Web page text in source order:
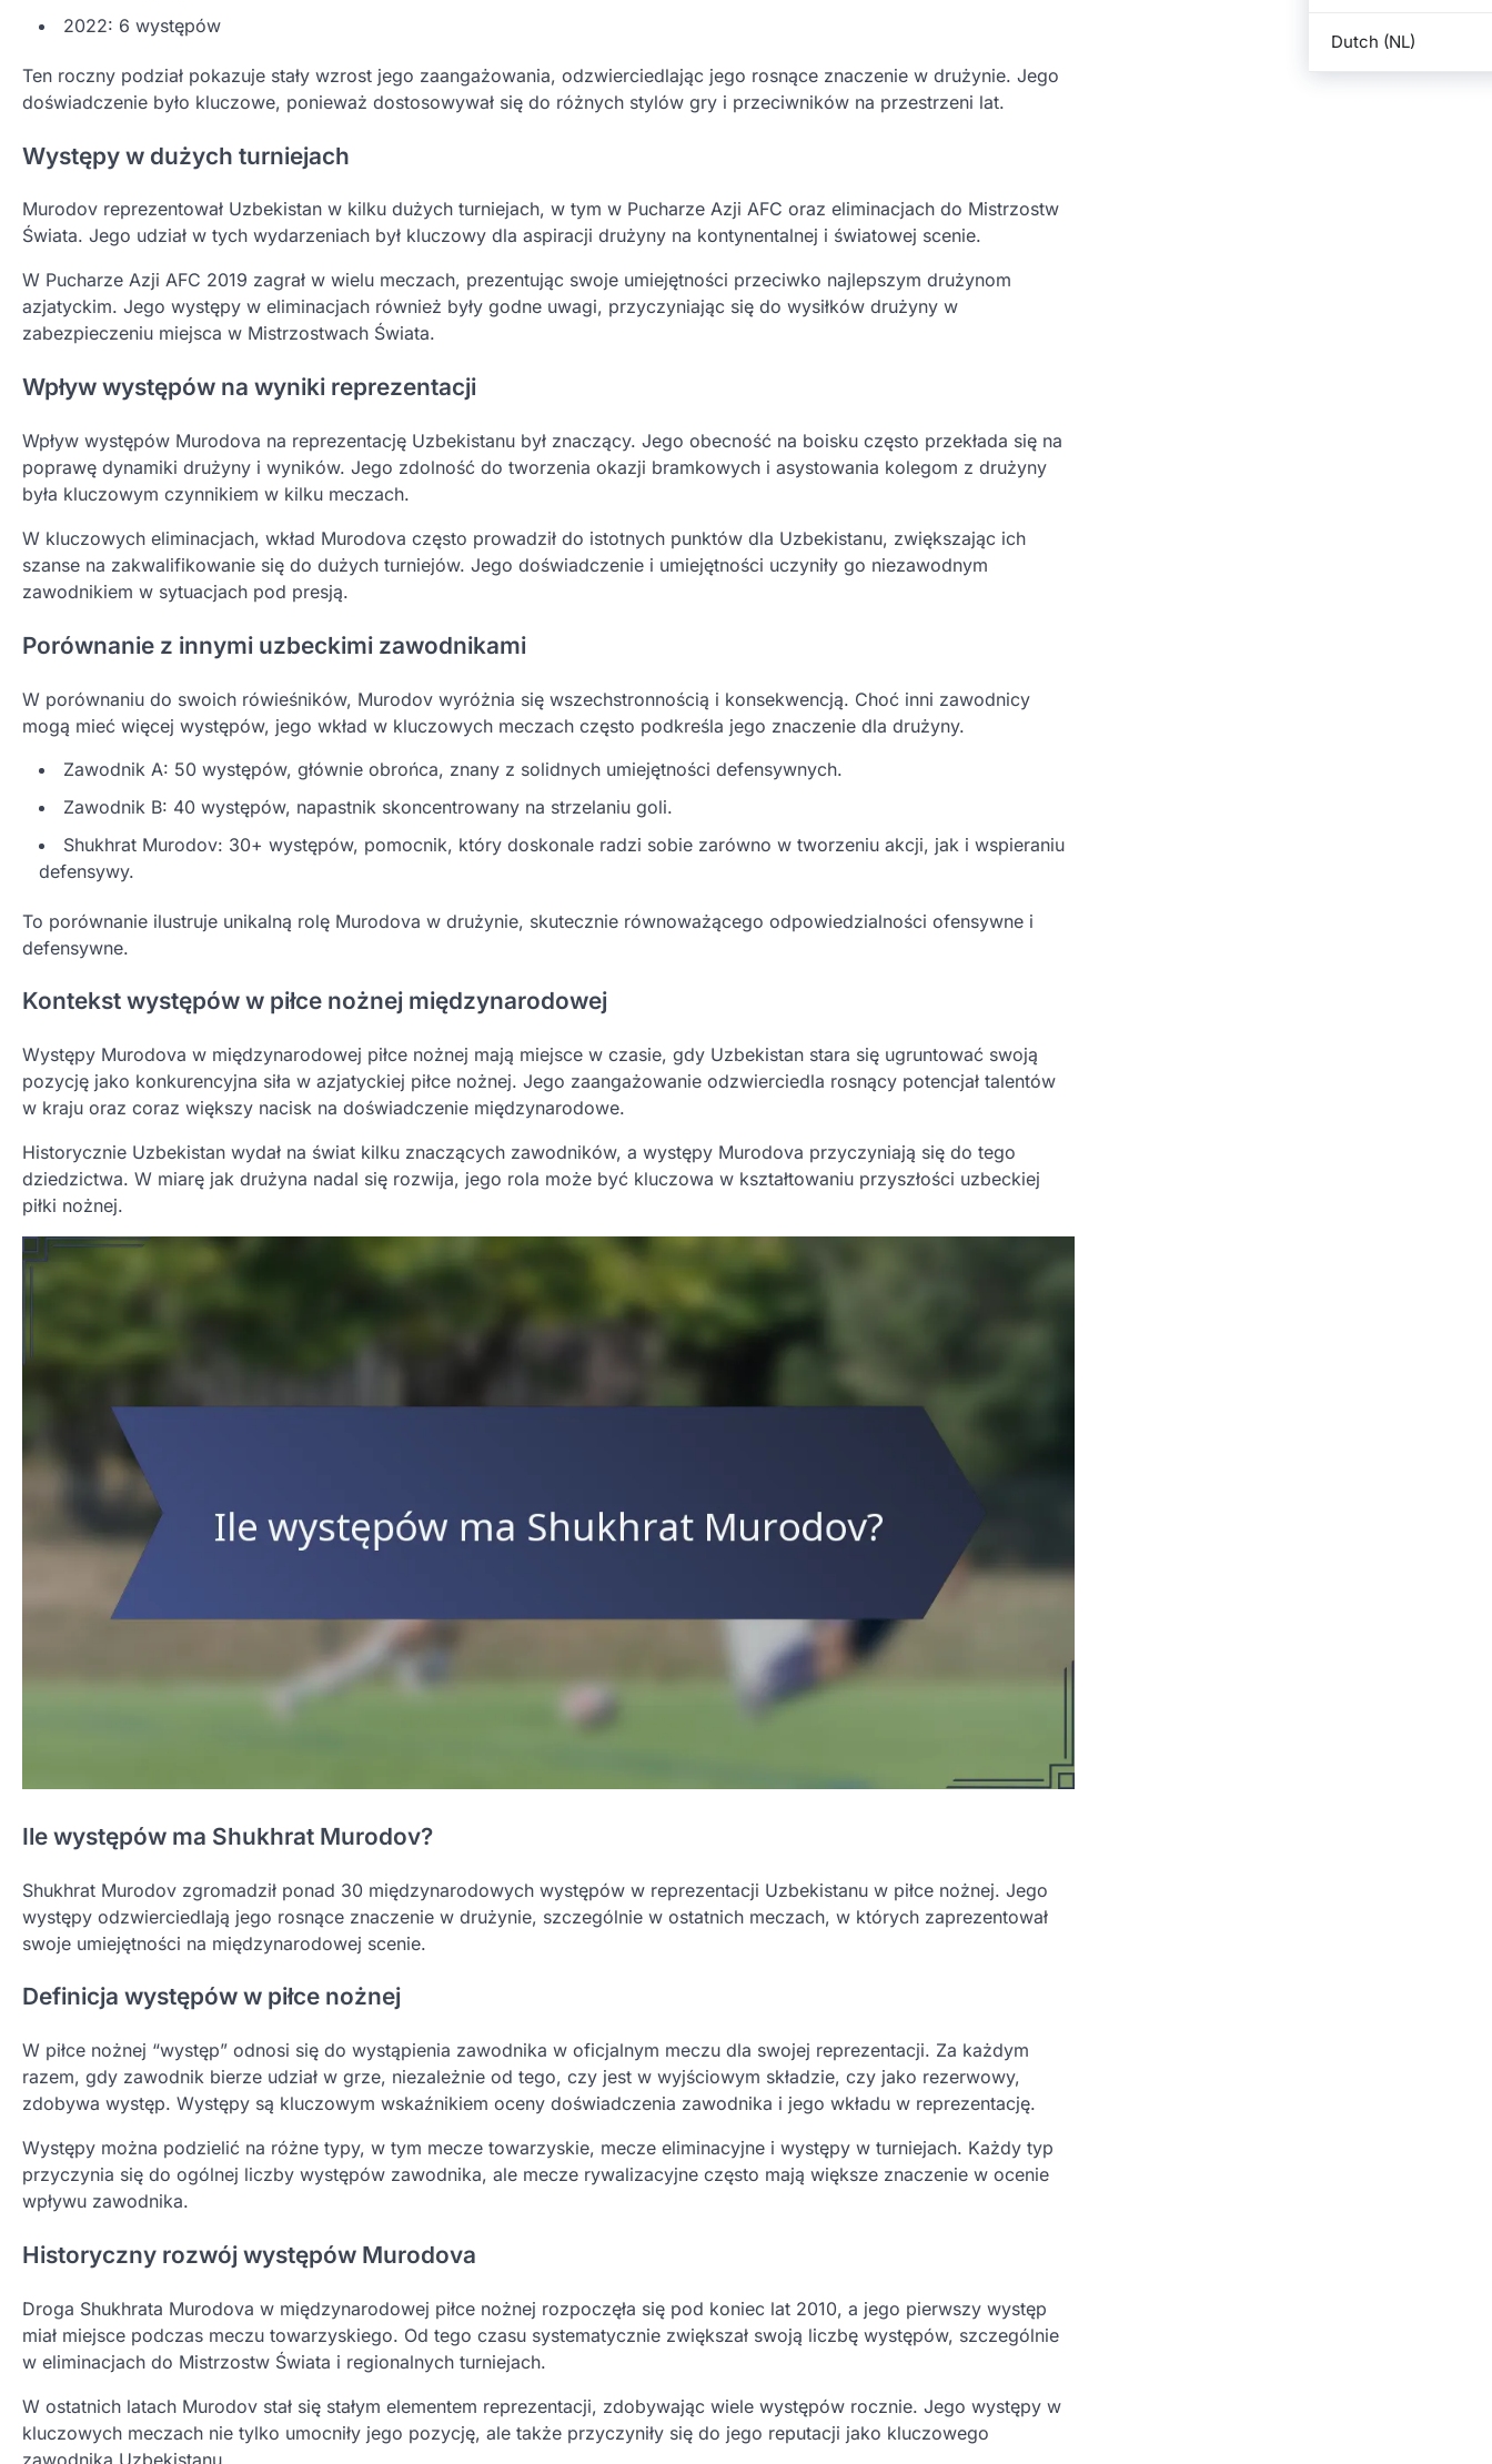
Dutch (NL)
2022: 6 występów
Ten roczny podział pokazuje stały wzrost jego zaangażowania, odzwierciedlając jego rosnące znaczenie w drużynie. Jego
doświadczenie było kluczowe, ponieważ dostosowywał się do różnych stylów gry i przeciwników na przestrzeni lat.
Występy w dużych turniejach
Murodov reprezentował Uzbekistan w kilku dużych turniejach, w tym w Pucharze Azji AFC oraz eliminacjach do Mistrzostw
Świata. Jego udział w tych wydarzeniach był kluczowy dla aspiracji drużyny na kontynentalnej i światowej scenie.
W Pucharze Azji AFC 2019 zagrał w wielu meczach, prezentując swoje umiejętności przeciwko najlepszym drużynom
azjatyckim. Jego występy w eliminacjach również były godne uwagi, przyczyniając się do wysiłków drużyny w
zabezpieczeniu miejsca w Mistrzostwach Świata.
Wpływ występów na wyniki reprezentacji
Wpływ występów Murodova na reprezentację Uzbekistanu był znaczący. Jego obecność na boisku często przekłada się na
poprawę dynamiki drużyny i wyników. Jego zdolność do tworzenia okazji bramkowych i asystowania kolegom z drużyny
była kluczowym czynnikiem w kilku meczach.
W kluczowych eliminacjach, wkład Murodova często prowadził do istotnych punktów dla Uzbekistanu, zwiększając ich
szanse na zakwalifikowanie się do dużych turniejów. Jego doświadczenie i umiejętności uczyniły go niezawodnym
zawodnikiem w sytuacjach pod presją.
Porównanie z innymi uzbeckimi zawodnikami
W porównaniu do swoich rówieśników, Murodov wyróżnia się wszechstronnością i konsekwencją. Choć inni zawodnicy
mogą mieć więcej występów, jego wkład w kluczowych meczach często podkreśla jego znaczenie dla drużyny.
Zawodnik A: 50 występów, głównie obrońca, znany z solidnych umiejętności defensywnych.
Zawodnik B: 40 występów, napastnik skoncentrowany na strzelaniu goli.
Shukhrat Murodov: 30+ występów, pomocnik, który doskonale radzi sobie zarówno w tworzeniu akcji, jak i wspieraniu
defensywy.
To porównanie ilustruje unikalną rolę Murodova w drużynie, skutecznie równoważącego odpowiedzialności ofensywne i
defensywne.
Kontekst występów w piłce nożnej międzynarodowej
Występy Murodova w międzynarodowej piłce nożnej mają miejsce w czasie, gdy Uzbekistan stara się ugruntować swoją
pozycję jako konkurencyjna siła w azjatyckiej piłce nożnej. Jego zaangażowanie odzwierciedla rosnący potencjał talentów
w kraju oraz coraz większy nacisk na doświadczenie międzynarodowe.
Historycznie Uzbekistan wydał na świat kilku znaczących zawodników, a występy Murodova przyczyniają się do tego
dziedzictwa. W miarę jak drużyna nadal się rozwija, jego rola może być kluczowa w kształtowaniu przyszłości uzbeckiej
piłki nożnej.
Ile występów ma Shukhrat Murodov?
Shukhrat Murodov zgromadził ponad 30 międzynarodowych występów w reprezentacji Uzbekistanu w piłce nożnej. Jego
występy odzwierciedlają jego rosnące znaczenie w drużynie, szczególnie w ostatnich meczach, w których zaprezentował
swoje umiejętności na międzynarodowej scenie.
Definicja występów w piłce nożnej
W piłce nożnej “występ” odnosi się do wystąpienia zawodnika w oficjalnym meczu dla swojej reprezentacji. Za każdym
razem, gdy zawodnik bierze udział w grze, niezależnie od tego, czy jest w wyjściowym składzie, czy jako rezerwowy,
zdobywa występ. Występy są kluczowym wskaźnikiem oceny doświadczenia zawodnika i jego wkładu w reprezentację.
Występy można podzielić na różne typy, w tym mecze towarzyskie, mecze eliminacyjne i występy w turniejach. Każdy typ
przyczynia się do ogólnej liczby występów zawodnika, ale mecze rywalizacyjne często mają większe znaczenie w ocenie
wpływu zawodnika.
Historyczny rozwój występów Murodova
Droga Shukhrata Murodova w międzynarodowej piłce nożnej rozpoczęła się pod koniec lat 2010, a jego pierwszy występ
miał miejsce podczas meczu towarzyskiego. Od tego czasu systematycznie zwiększał swoją liczbę występów, szczególnie
w eliminacjach do Mistrzostw Świata i regionalnych turniejach.
W ostatnich latach Murodov stał się stałym elementem reprezentacji, zdobywając wiele występów rocznie. Jego występy w
kluczowych meczach nie tylko umocniły jego pozycję, ale także przyczyniły się do jego reputacji jako kluczowego
zawodnika Uzbekistanu.